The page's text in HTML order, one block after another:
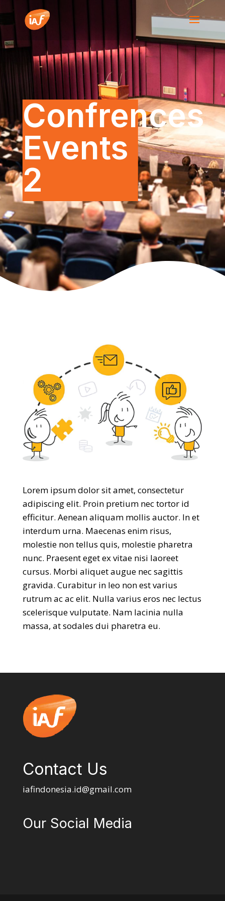
Confrences
Events
2
Lorem ipsum dolor sit amet, consectetur
adipiscing elit. Proin pretium nec tortor id
efficitur. Aenean aliquam mollis auctor. In et
interdum urna. Maecenas enim risus,
molestie non tellus quis, molestie pharetra
nunc. Praesent eget ex vitae nisi laoreet
cursus. Morbi aliquet augue nec sagittis
gravida. Curabitur in leo non est varius
rutrum ac ac elit. Nulla varius eros nec lectus
scelerisque vulputate. Nam lacinia nulla
massa, at sodales dui pharetra eu.
Contact Us
iafindonesia.id@gmail.com
Our Social Media